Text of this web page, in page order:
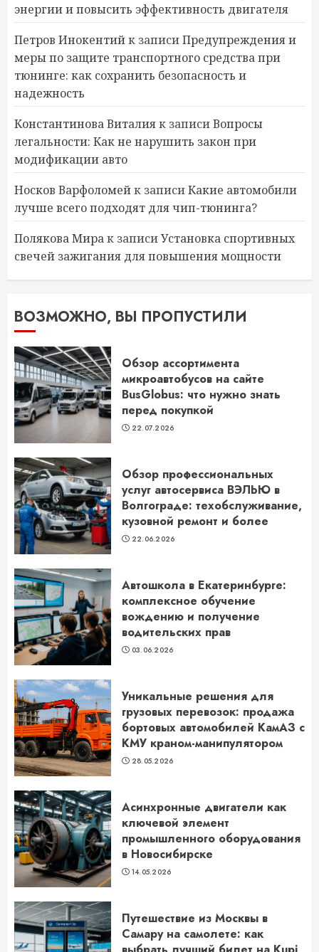
энергии и повысить эффективность двигателя
Петров Инокентийк записиПредупреждения и
меры по защите транспортного средства при
тюнинге: как сохранить безопасность и
надежность
Константинова Виталияк записиВопросы
легальности: Как не нарушить закон при
модификации авто
Носков Варфоломейк записиКакие автомобили
лучше всего подходят для чип-тюнинга?
Полякова Мирак записиУстановка спортивных
свечей зажигания для повышения мощности
ВОЗМОЖНО, ВЫ ПРОПУСТИЛИ
Обзор ассортимента
микроавтобусов на сайте
BusGlobus: что нужно знать
перед покупкой
22.07.2026
Обзор профессиональных
услуг автосервиса ВЭЛЬЮ в
Волгограде: техобслуживание,
кузовной ремонт и более
22.06.2026
Автошкола в Екатеринбурге:
комплексное обучение
вождению и получение
водительских прав
03.06.2026
Уникальные решения для
грузовых перевозок: продажа
бортовых автомобилей КамАЗ с
КМУ краном-манипулятором
28.05.2026
Асинхронные двигатели как
ключевой элемент
промышленного оборудования
в Новосибирске
14.05.2026
Путешествие из Москвы в
Самару на самолете: как